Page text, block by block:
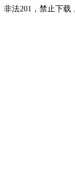
非法201，禁止下载